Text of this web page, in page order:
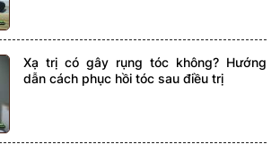
Xạ trị có gây rụng tóc không? Hướng
dẫn cách phục hồi tóc sau điều trị